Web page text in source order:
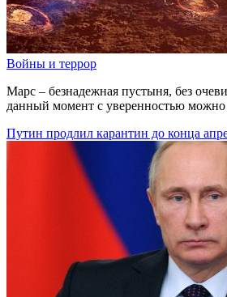
Войны и террор
Марс – безнадежная пустыня, без
данный момент с уверенностью можно
Путин продлил карантин до конца